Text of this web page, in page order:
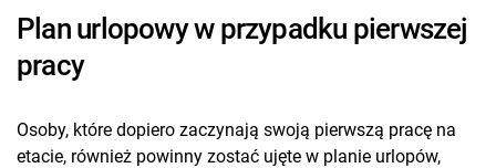
Plan urlopowy w przypadku pierwszej
pracy
Osoby, które dopiero zaczynają swoją pierwszą pracę na
etacie, również powinny zostać ujęte w planie urlopów,